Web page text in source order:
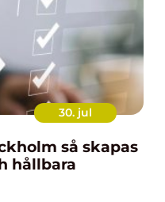
30. jul
skapas
hållbara